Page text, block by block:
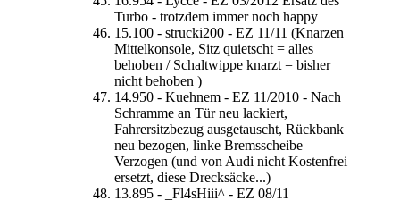
Turbo - trotzdem immer noch happy
15.100 - strucki200 - EZ 11/11 (Knarzen
Mittelkonsole, Sitz quietscht = alles
behoben / Schaltwippe knarzt = bisher
nicht behoben )
14.950 - Kuehnem - EZ 11/2010 - Nach
Schramme an Tür neu lackiert,
Fahrersitzbezug ausgetauscht, Rückbank
neu bezogen, linke Bremsscheibe
Verzogen (und von Audi nicht Kostenfrei
ersetzt, diese Drecksäcke...)
13.895 - _Fl4sHiii^ - EZ 08/11